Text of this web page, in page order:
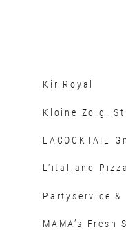
Kir Royal
Kloine Zoigl
LACOCKTAIL
L’italiano
Partyservice
MAMA’s